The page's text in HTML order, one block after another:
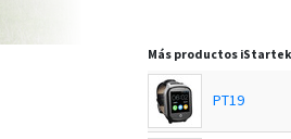
Más productos iStartek
PT19